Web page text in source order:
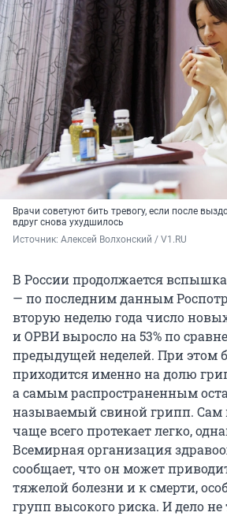
Врачи советуют бить тревогу, если после
вдруг снова ухудшилось
Источник: Алексей Волхонский / V1.RU
В России продолжается
— по последним данным
вторую неделю года число
и ОРВИ выросло на 53% по
предыдущей неделей. При этом
приходится именно на долю
а самым распространенным
называемый свиной грипп. Сам
чаще всего протекает легко,
Всемирная организация
сообщает, что он может
тяжелой болезни и к смерти,
групп высокого риска. И дело